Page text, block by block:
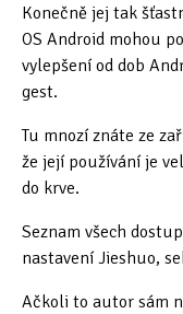
Konečně jej tak
OS Android mohou
vylepšení od dob
gest.
Tu mnozí znáte ze
že její používání je
do krve.
Seznam všech
nastavení Jieshuo,
Ačkoli to autor sám